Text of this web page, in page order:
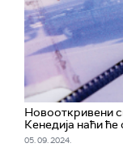
Новооткривени
Кенедија наћи ће
05. 09. 2024.